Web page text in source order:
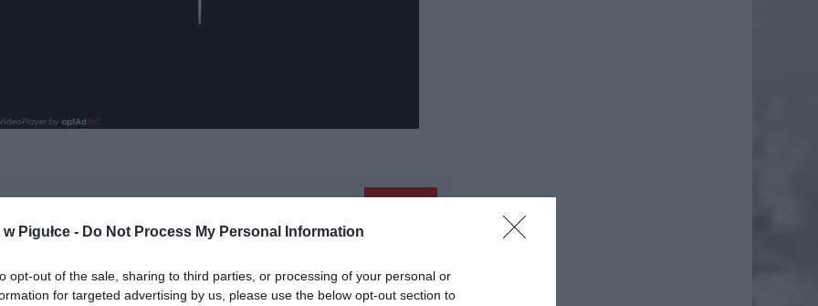
Pigułce - Do Not Process My Personal Information
opt-out of the sale, sharing to third parties, or processing of your personal or
for targeted advertising by us, please use the below opt-out section to
nas do preferowanych źródeł w Google Dodaj